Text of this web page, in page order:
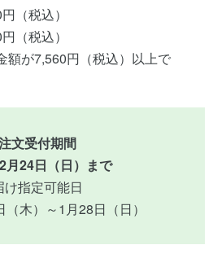
（税込）
（税込）
額が7,560円（税込）以上で
文受付期間
月24日（日）まで
け指定可能日
木）～1月28日（日）